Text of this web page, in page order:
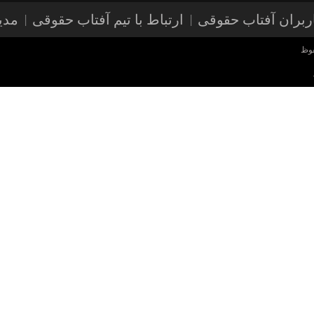
آفتاب حقوقی ارتباط با تیم آفتاب حقوقی